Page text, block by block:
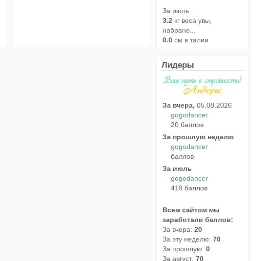
За июль:
3.2 кг веса увы,
набрано...
0.0 см в талии
Лидеры
За вчера, 05.08.2026
gogodancer
20 баллов
За прошлую неделю
gogodancer
баллов
За июль
gogodancer
419 баллов
Всем сайтом мы
заработали баллов:
За вчера: 20
За эту неделю: 70
За прошлую: 0
За август: 70